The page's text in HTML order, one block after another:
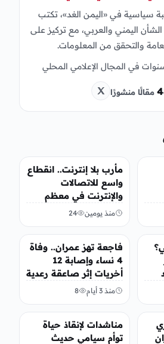
سياسية في «اليمن الغد»، تكتب
اليمني والعربي، مع تركيز على
والتحقق من المعلومات.
مقالًا منشورًا
عاجل
مأرب بلا إنترنت.. انقطاع
واسع للاتصالات
والإنترنت في معظم
مديريات المحافظة
منذ يومين 24
أخبار محلية
فاجعة تهز عمران.. وفاة
4 نساء وإصابة 12
أخريات إثر صاعقة رعدية
خلال مناسبة اجتماعية
منذ 3 أيام 8
أخبار محلية
مناشدات لإنقاذ حياة
توأم سيامي حديث